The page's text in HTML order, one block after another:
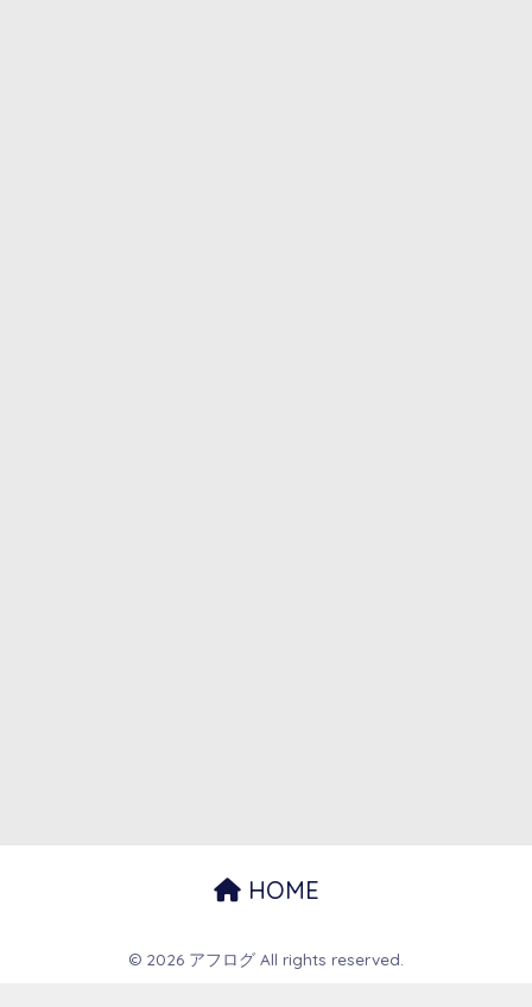
HOME
© 2026 アフログ All rights reserved.